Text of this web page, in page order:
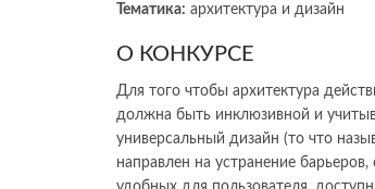
Тематика: архитектура и дизайн
О КОНКУРСЕ
Для того чтобы архитектура
должна быть инклюзивной и
универсальный дизайн (то что
направлен на устранение